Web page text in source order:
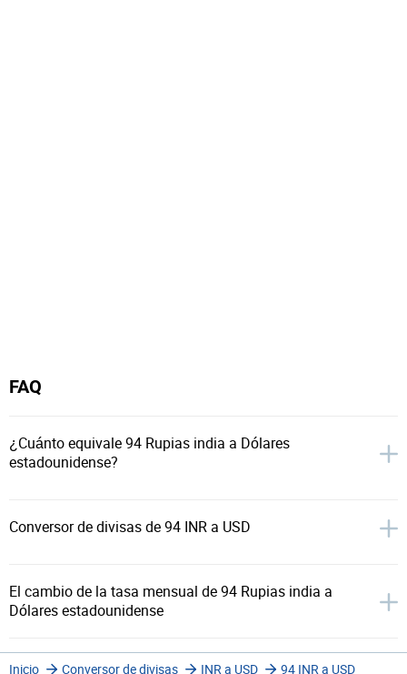
FAQ
¿Cuánto equivale 94 Rupias india a Dólares
estadounidense?
Conversor de divisas de 94 INR a USD
El cambio de la tasa mensual de 94 Rupias india a
Dólares estadounidense
Inicio Conversor de divisas INR a USD 94 INR a USD